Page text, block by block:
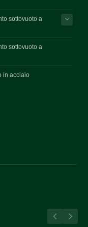
sottovuoto a
sottovuoto a
in acciaio